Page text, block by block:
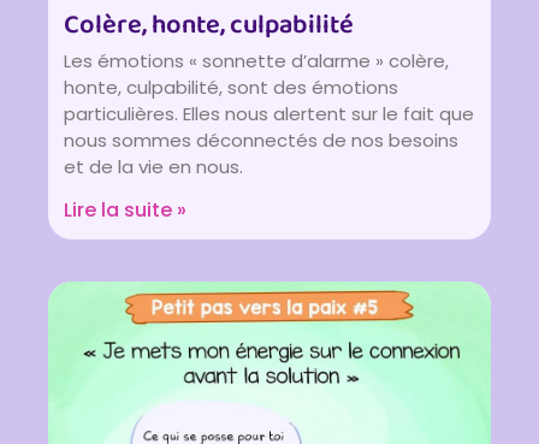
Colère, honte, culpabilité
Les émotions « sonnette d’alarme » colère,
honte, culpabilité, sont des émotions
particulières. Elles nous alertent sur le fait que
nous sommes déconnectés de nos besoins
et de la vie en nous.
Lire la suite »